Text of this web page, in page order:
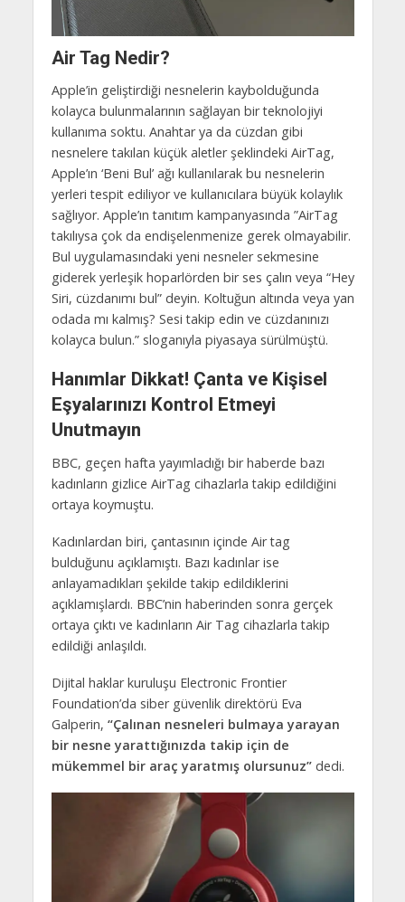
Air Tag Nedir?
Apple’in geliştirdiği nesnelerin kaybolduğunda
kolayca bulunmalarının sağlayan bir teknolojiyi
kullanıma soktu. Anahtar ya da cüzdan gibi
nesnelere takılan küçük aletler şeklindeki AirTag,
Apple’ın ‘Beni Bul’ ağı kullanılarak bu nesnelerin
yerleri tespit ediliyor ve kullanıcılara büyük kolaylık
sağlıyor. Apple’ın tanıtım kampanyasında ”AirTag
takılıysa çok da endişelenmenize gerek olmayabilir.
Bul uygulamasındaki yeni nesneler sekmesine
giderek yerleşik hoparlörden bir ses çalın veya “Hey
Siri, cüzdanımı bul” deyin. Koltuğun altında veya yan
odada mı kalmış? Sesi takip edin ve cüzdanınızı
kolayca bulun.” sloganıyla piyasaya sürülmüştü.
Hanımlar Dikkat! Çanta ve Kişisel
Eşyalarınızı Kontrol Etmeyi
Unutmayın
BBC, geçen hafta yayımladığı bir haberde bazı
kadınların gizlice AirTag cihazlarla takip edildiğini
ortaya koymuştu.
Kadınlardan biri, çantasının içinde Air tag
bulduğunu açıklamıştı. Bazı kadınlar ise
anlayamadıkları şekilde takip edildiklerini
açıklamışlardı. BBC’nin haberinden sonra gerçek
ortaya çıktı ve kadınların Air Tag cihazlarla takip
edildiği anlaşıldı.
Dijital haklar kuruluşu Electronic Frontier
Foundation’da siber güvenlik direktörü Eva
Galperin, “Çalınan nesneleri bulmaya yarayan
bir nesne yarattığınızda takip için de
mükemmel bir araç yaratmış olursunuz”dedi.